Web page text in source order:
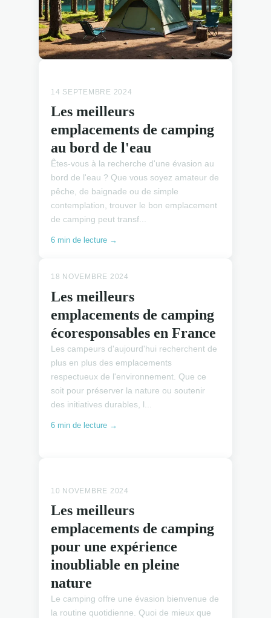
14 SEPTEMBRE 2024
Les meilleurs
emplacements de camping
au bord de l'eau
Êtes-vous à la recherche d'une évasion au
bord de l'eau ? Que vous soyez amateur de
pêche, de baignade ou de simple
contemplation, trouver le bon emplacement
de camping peut transf...
6 min de lecture →
18 NOVEMBRE 2024
Les meilleurs
emplacements de camping
écoresponsables en France
Les campeurs d'aujourd'hui recherchent de
plus en plus des emplacements
respectueux de l'environnement. Que ce
soit pour préserver la nature ou soutenir
des initiatives durables, l...
6 min de lecture →
10 NOVEMBRE 2024
Les meilleurs
emplacements de camping
pour une expérience
inoubliable en pleine
nature
Le camping offre une évasion bienvenue de
la routine quotidienne. Quoi de mieux que